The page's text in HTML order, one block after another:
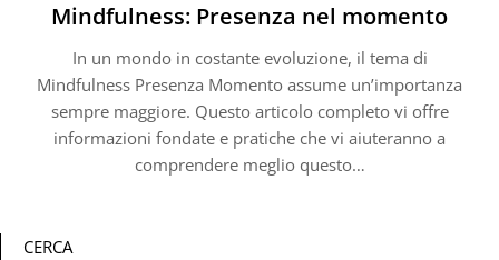
Mindfulness: Presenza nel momento
In un mondo in costante evoluzione, il tema di
Mindfulness Presenza Momento assume un’importanza
sempre maggiore. Questo articolo completo vi offre
informazioni fondate e pratiche che vi aiuteranno a
comprendere meglio questo…
CERCA